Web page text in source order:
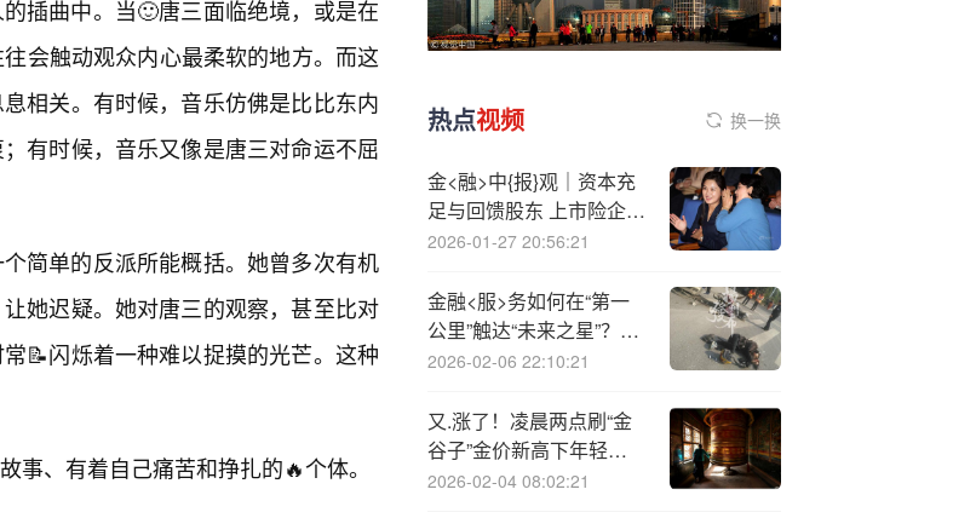
插曲中。当🙂唐三面临绝境，或是在
会触动观众内心最柔软的地方。而这
相关。有时候，音乐仿佛是比比东内
有时候，音乐又像是唐三对命运不屈
简单的反派所能概括。她曾多次有机
她迟疑。她对唐三的观察，甚至比对
📝闪烁着一种难以捉摸的光芒。这种
事、有着自己痛苦和挣扎的🔥个体。
热点视频 换一换
金<融>中{报}观｜资本充
足与回馈股东 上市险企中
期分红背后的平衡术
2026-01-27 20:56:21
金融<服>务如何在“第一
公里”触达“未来之星”？上
海银行这样支持“文创上
2026-02-06 22:10:21
又.涨了！凌晨两点刷“金
谷子”金价新高下年轻人
熬夜加仓
2026-02-04 08:02:21